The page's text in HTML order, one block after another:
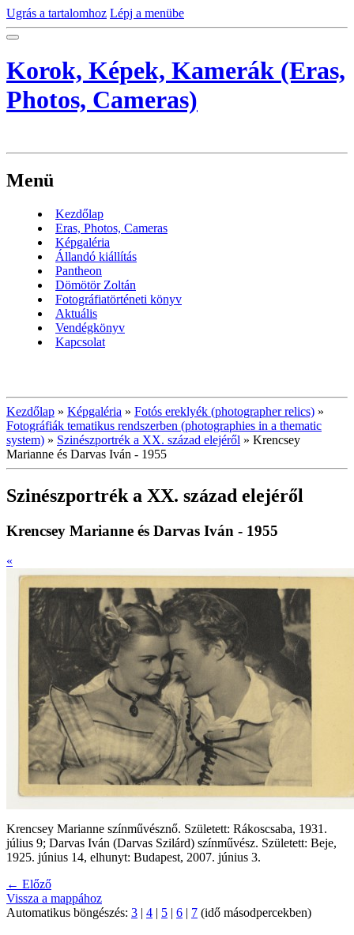
Ugrás a tartalomhoz Lépj a menübe
Korok, Képek, Kamerák (Eras,
Photos, Cameras)
Menü
Kezdőlap
Eras, Photos, Cameras
Képgaléria
Állandó kiállítás
Pantheon
Dömötör Zoltán
Fotográfiatörténeti könyv
Aktuális
Vendégkönyv
Kapcsolat
Kezdőlap » Képgaléria » Fotós ereklyék (photographer relics) »
Fotográfiák tematikus rendszerben (photographies in a thematic
system) » Szinészportrék a XX. század elejéről » Krencsey
Marianne és Darvas Iván - 1955
Szinészportrék a XX. század elejéről
Krencsey Marianne és Darvas Iván - 1955
«
Krencsey Marianne színművésznő. Született: Rákoscsaba, 1931.
július 9; Darvas Iván (Darvas Szilárd) színművész. Született: Beje,
1925. június 14, elhunyt: Budapest, 2007. június 3.
← Előző
Vissza a mappához
Automatikus böngészés: 3 | 4 | 5 | 6 | 7 (idő másodpercekben)